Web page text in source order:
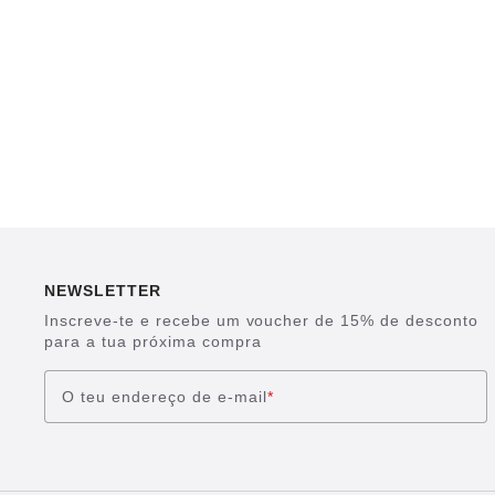
NEWSLETTER
Inscreve-te e recebe um voucher de 15% de desconto
para a tua próxima compra
O teu endereço de e-mail*